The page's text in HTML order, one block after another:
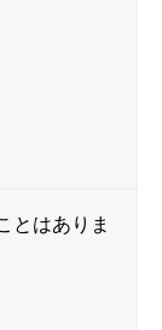
とはありま